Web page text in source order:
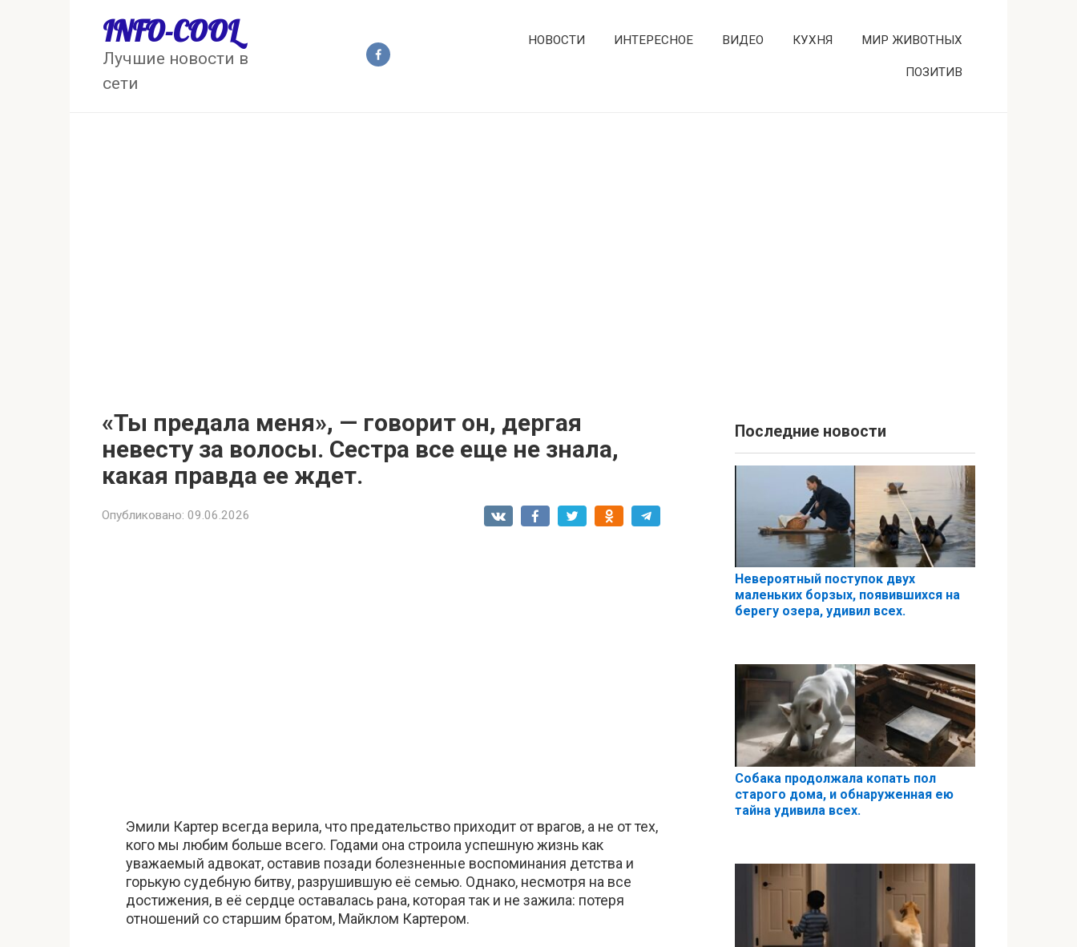
INFO-COOL
Лучшие новости в
сети
НОВОСТИ ИНТЕРЕСНОЕ ВИДЕО КУХНЯ МИР ЖИВОТНЫХ
ПОЗИТИВ
«Ты предала меня», — говорит он, дергая
невесту за волосы. Сестра все еще не знала,
какая правда ее ждет.
Опубликовано: 09.06.2026
Эмили Картер всегда верила, что предательство приходит от врагов, а не от тех,
кого мы любим больше всего. Годами она строила успешную жизнь как
уважаемый адвокат, оставив позади болезненные воспоминания детства и
горькую судебную битву, разрушившую её семью. Однако, несмотря на все
достижения, в её сердце оставалась рана, которая так и не зажила: потеря
отношений со старшим братом, Майклом Картером.
Последние новости
Невероятный поступок двух
маленьких борзых, появившихся на
берегу озера, удивил всех.
Собака продолжала копать пол
старого дома, и обнаруженная ею
тайна удивила всех.